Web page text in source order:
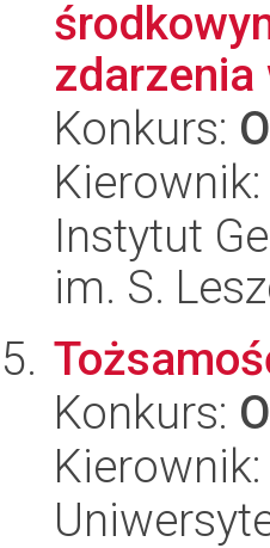
Konkurs:
Instytut
im. S.
Konkurs: